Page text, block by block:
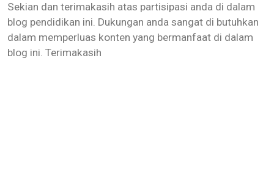
Sekian dan terimakasih atas partisipasi anda di dalam
blog pendidikan ini. Dukungan anda sangat di butuhkan
dalam memperluas konten yang bermanfaat di dalam
blog ini. Terimakasih